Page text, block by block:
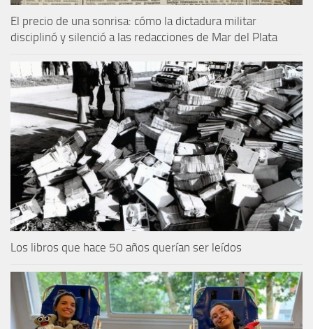
El precio de una sonrisa: cómo la dictadura militar
disciplinó y silenció a las redacciones de Mar del Plata
Los libros que hace 50 años querían ser leídos